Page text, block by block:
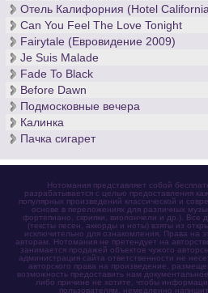
Отель Калифорния (Hotel
Can You Feel The Love Tonight
Fairytale (Евровидение 2009)
Je Suis Malade
Fade To Black
Before Dawn
Подмосковные вечера
Калинка
Пачка сигарет
Нотомания представляет собой
разрабатывается с целью предоставления
популярных произведений классической и
основе в переложениях для различных
фортепиано, скрипки, виолончели и др.). Все
(тексты песен, аккорды и ноты) взяты из
исключительно для ознакомления. Права на
авторам. Нотомания не претендует на
занимается продажей объектов чужого
администрация сайта ответственности не
авторского права на произведение,
возможность предоставить нам
либо причине не хотите, чтобы
пользователям, немедленно